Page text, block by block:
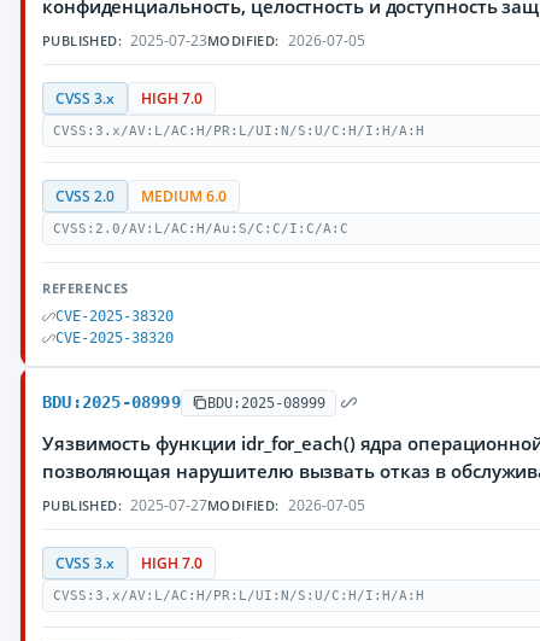
конфиденциальность, целостность и доступность
PUBLISHED: 2025-07-23MODIFIED: 2026-07-05
CVSS 3.x HIGH 7.0
CVSS:3.x/AV:L/AC:H/PR:L/UI:N/S:U/C:H/I:H/A:H
CVSS 2.0 MEDIUM 6.0
CVSS:2.0/AV:L/AC:H/Au:S/C:C/I:C/A:C
REFERENCES
CVE-2025-38320
CVE-2025-38320
BDU:2025-08999 BDU:2025-08999
Уязвимость функции idr_for_each() ядра
позволяющая нарушителю вызвать отказ в
PUBLISHED: 2025-07-27MODIFIED: 2026-07-05
CVSS 3.x HIGH 7.0
CVSS:3.x/AV:L/AC:H/PR:L/UI:N/S:U/C:H/I:H/A:H